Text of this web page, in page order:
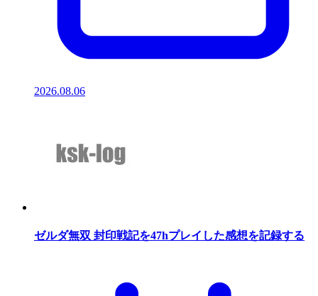
2026.08.06
ゼルダ無双 封印戦記を47hプレイした感想を記録する